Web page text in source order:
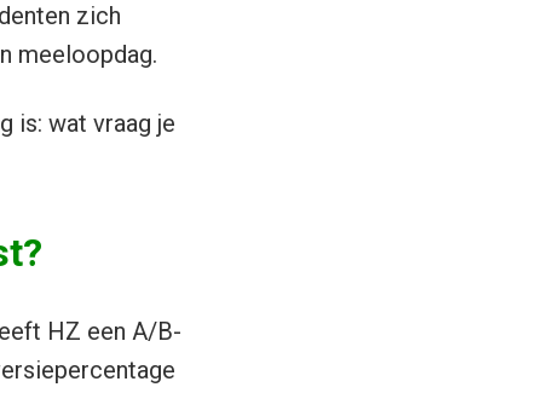
zich
meeloopdag.
is: wat vraag je
HZ een A/B-